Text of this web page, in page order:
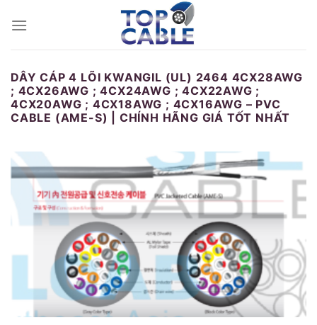
DÂY CÁP 4 LÕI KWANGIL (UL) 2464 4CX28AWG
; 4CX26AWG ; 4CX24AWG ; 4CX22AWG ;
4CX20AWG ; 4CX18AWG ; 4CX16AWG – PVC
CABLE (AME-S) | CHÍNH HÃNG GIÁ TỐT NHẤT